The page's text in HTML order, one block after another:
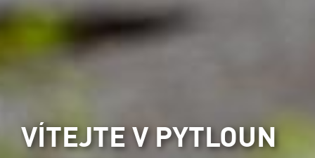
VÍTEJTE V PYTLOUN